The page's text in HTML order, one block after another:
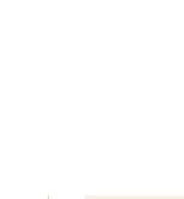
6